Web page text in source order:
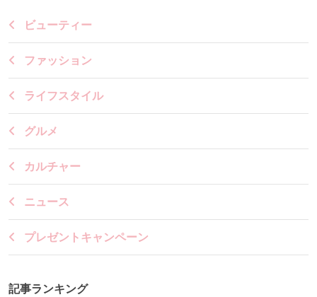
ビューティー
ファッション
ライフスタイル
グルメ
カルチャー
ニュース
プレゼントキャンペーン
記事ランキング